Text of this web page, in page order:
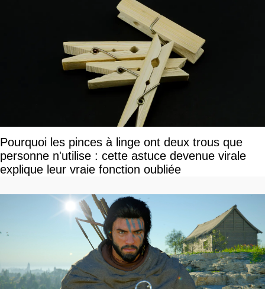
Pourquoi les pinces à linge ont deux trous que
personne n'utilise : cette astuce devenue virale
explique leur vraie fonction oubliée